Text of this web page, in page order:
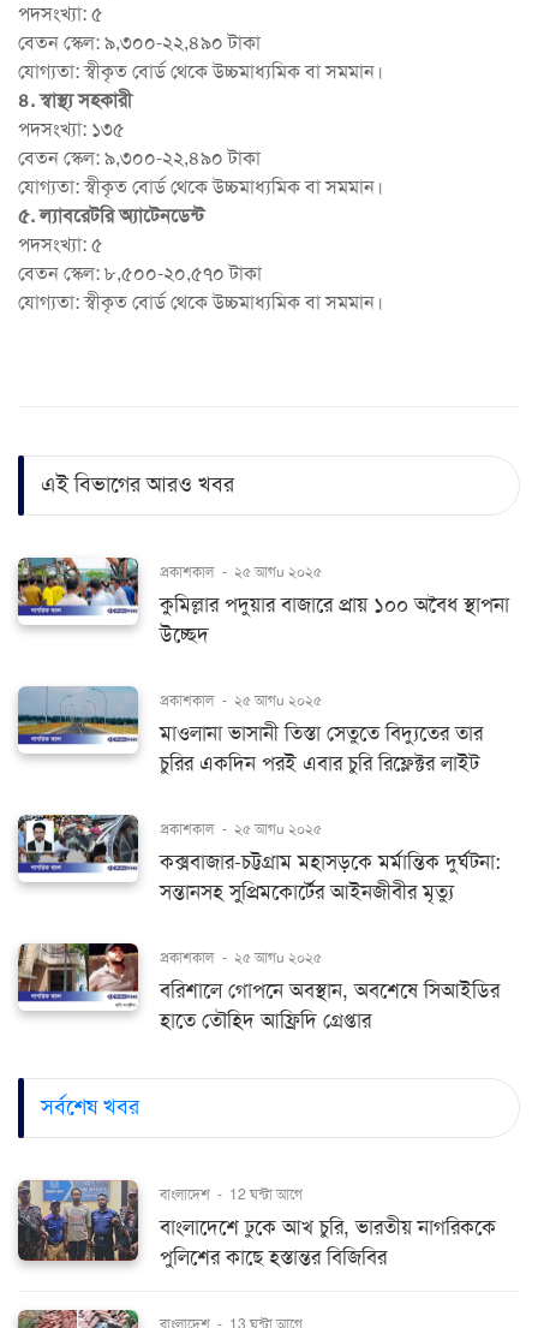
পদসংখ্যা: ৫
বেতন স্কেল: ৯,৩০০-২২,৪৯০ টাকা
যোগ্যতা: স্বীকৃত বোর্ড থেকে উচ্চমাধ্যমিক বা সমমান।
৪. স্বাস্থ্য সহকারী
পদসংখ্যা: ১৩৫
বেতন স্কেল: ৯,৩০০-২২,৪৯০ টাকা
যোগ্যতা: স্বীকৃত বোর্ড থেকে উচ্চমাধ্যমিক বা সমমান।
৫. ল্যাবরেটরি অ্যাটেনডেন্ট
পদসংখ্যা: ৫
বেতন স্কেল: ৮,৫০০-২০,৫৭০ টাকা
যোগ্যতা: স্বীকৃত বোর্ড থেকে উচ্চমাধ্যমিক বা সমমান।
এই বিভাগের আরও খবর
প্রকাশকাল - ২৫ আগu ২০২৫
কুমিল্লার পদুয়ার বাজারে প্রায় ১০০ অবৈধ স্থাপনা
উচ্ছেদ
প্রকাশকাল - ২৫ আগu ২০২৫
মাওলানা ভাসানী তিস্তা সেতুতে বিদ্যুতের তার
চুরির একদিন পরই এবার চুরি রিফ্লেক্টর লাইট
প্রকাশকাল - ২৫ আগu ২০২৫
কক্সবাজার-চট্টগ্রাম মহাসড়কে মর্মান্তিক দুর্ঘটনা:
সন্তানসহ সুপ্রিমকোর্টের আইনজীবীর মৃত্যু
প্রকাশকাল - ২৫ আগu ২০২৫
বরিশালে গোপনে অবস্থান, অবশেষে সিআইডির
হাতে তৌহিদ আফ্রিদি গ্রেপ্তার
সর্বশেষ খবর
বাংলাদেশ - 12 ঘন্টা আগে
বাংলাদেশে ঢুকে আখ চুরি, ভারতীয় নাগরিককে
পুলিশের কাছে হস্তান্তর বিজিবির
বাংলাদেশ - 13 ঘন্টা আগে